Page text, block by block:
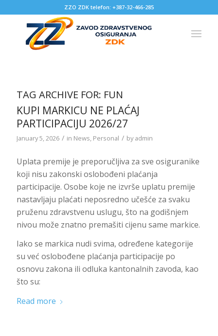
ZZO ZDK telefon: +387-32-466-285
TAG ARCHIVE FOR: FUN
KUPI MARKICU NE PLAĆAJ
PARTICIPACIJU 2026/27
January 5, 2026 / in News, Personal / byadmin
Uplata premije je preporučljiva za sve osiguranike
koji nisu zakonski oslobođeni plaćanja
participacije. Osobe koje ne izvrše uplatu premije
nastavljaju plaćati neposredno učešće za svaku
pruženu zdravstvenu uslugu, što na godišnjem
nivou može znatno premašiti cijenu same markice.
Iako se markica nudi svima, određene kategorije
su već oslobođene plaćanja participacije po
osnovu zakona ili odluka kantonalnih zavoda, kao
što su:
Read more